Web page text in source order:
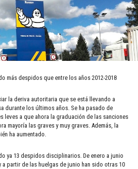
más despidos que entre los años 2012-2018
la deriva autoritaria que se está llevando a
durante los últimos años. Se ha pasado de
leves a que ahora la graduación de las sanciones
mayoría las graves y muy graves. Además, la
ha aumentado.
ya 13 despidos disciplinarios. De enero a junio
partir de las huelgas de junio han sido otras 10